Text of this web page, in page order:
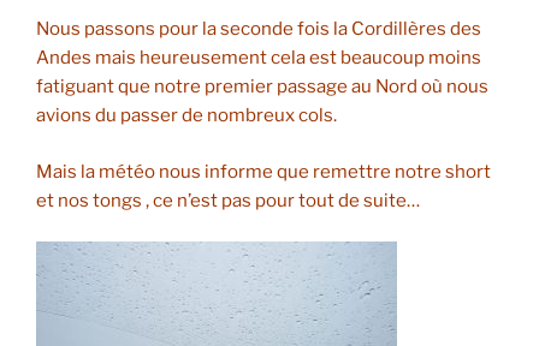
Nous passons pour la seconde fois la Cordillères des
Andes mais heureusement cela est beaucoup moins
fatiguant que notre premier passage au Nord où nous
avions du passer de nombreux cols.
Mais la météo nous informe que remettre notre short
et nos tongs , ce n’est pas pour tout de suite…